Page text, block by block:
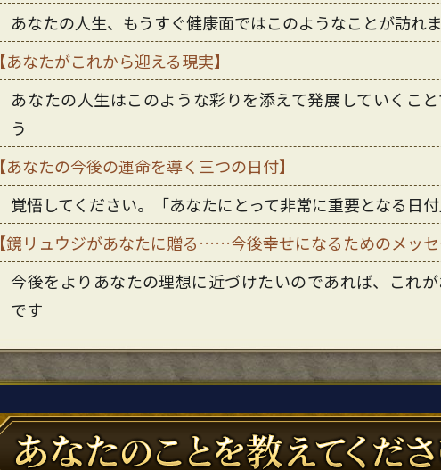
あなたの人生、もうすぐ健康面ではこのようなことが訪れ
【あなたがこれから迎える現実】
あなたの人生はこのような彩りを添えて発展していくこ
う
【あなたの今後の運命を導く三つの日付】
覚悟してください。「あなたにとって非常に重要となる日
【鏡リュウジがあなたに贈る……今後幸せになるためのメッ
今後をよりあなたの理想に近づけたいのであれば、これ
です